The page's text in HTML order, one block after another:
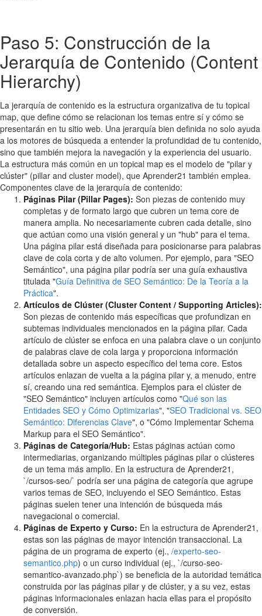
Paso 5: Construcción de la
Jerarquía de Contenido (Content
Hierarchy)
La jerarquía de contenido es la estructura organizativa de tu topical
map, que define cómo se relacionan los temas entre sí y cómo se
presentarán en tu sitio web. Una jerarquía bien definida no solo ayuda
a los motores de búsqueda a entender la profundidad de tu contenido,
sino que también mejora la navegación y la experiencia del usuario.
La estructura más común en un topical map es el modelo de "pilar y
clúster" (pillar and cluster model), que Aprender21 también emplea.
Componentes clave de la jerarquía de contenido:
Páginas Pilar (Pillar Pages): Son piezas de contenido muy
completas y de formato largo que cubren un tema core de
manera amplia. No necesariamente cubren cada detalle, sino
que actúan como una visión general y un "hub" para el tema.
Una página pilar está diseñada para posicionarse para palabras
clave de cola corta y de alto volumen. Por ejemplo, para "SEO
Semántico", una página pilar podría ser una guía exhaustiva
titulada "Guía Definitiva de SEO Semántico: De la Teoría a la
Práctica".
Artículos de Clúster (Cluster Content / Supporting Articles):
Son piezas de contenido más específicas que profundizan en
subtemas individuales mencionados en la página pilar. Cada
artículo de clúster se enfoca en una palabra clave o un conjunto
de palabras clave de cola larga y proporciona información
detallada sobre un aspecto específico del tema core. Estos
artículos enlazan de vuelta a la página pilar y, a menudo, entre
sí, creando una red semántica. Ejemplos para el clúster de
"SEO Semántico" incluyen artículos como "Qué son las
Entidades SEO y Cómo Optimizarlas", "SEO Tradicional vs. SEO
Semántico: Diferencias Clave", o "Cómo Implementar Schema
Markup para el SEO Semántico".
Páginas de Categoría/Hub: Estas páginas actúan como
intermediarias, organizando múltiples páginas pilar o clústeres
de un tema más amplio. En la estructura de Aprender21,
`/cursos-seo/` podría ser una página de categoría que agrupe
varios temas de SEO, incluyendo el SEO Semántico. Estas
páginas suelen tener una intención de búsqueda más
navegacional o comercial.
Páginas de Experto y Curso: En la estructura de Aprender21,
estas son las páginas de mayor intención transaccional. La
página de un programa de experto (ej., /experto-seo-
semantico.php) o un curso individual (ej., `/curso-seo-
semantico-avanzado.php`) se beneficia de la autoridad temática
construida por las páginas pilar y de clúster, y a su vez, estas
páginas informacionales enlazan hacia ellas para el propósito
de conversión.